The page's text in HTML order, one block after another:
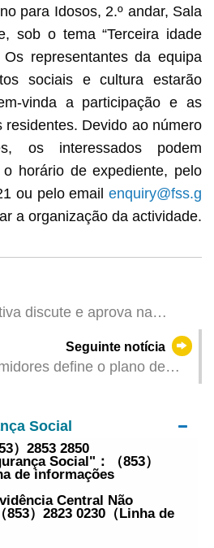
para Idosos, 2.º andar, Sala
sob o tema “Terceira idade
representantes da equipa
sociais e cultura estarão
vinda a participação e as
residentes. Devido ao número
os interessados ​​podem
horário de expediente, pelo
ou pelo emailenquiry@fss.g
a organização da actividade.
discute e aprova na
14/2021 ‒ Regime jurídico da
Seguinte notícia
define o plano de
1 de Maio
Social
）2853 2850
Social"：（853）
de informações
Central Não
）2823 0230（Linha de